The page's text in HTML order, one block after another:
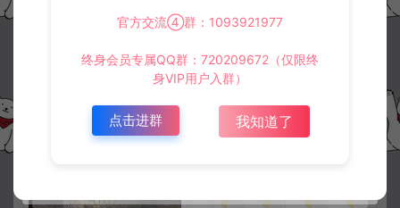
常见问题
相关资源
官方交流④群：1093921977
终身会员专属QQ群：720209672（仅限终
身VIP用户入群）
点击进群 我知道了